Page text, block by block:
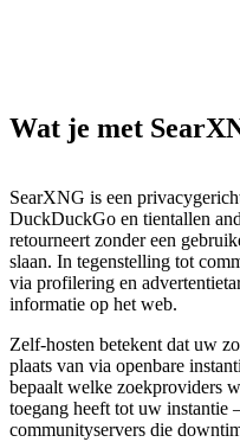
Wat je met
SearXNG is een
DuckDuckGo en tientallen
retourneert zonder een
slaan. In tegenstelling tot
via profilering en
informatie op het web.
Zelf-hosten betekent dat uw
plaats van via openbare
bepaalt welke zoekproviders
toegang heeft tot uw
communityservers die